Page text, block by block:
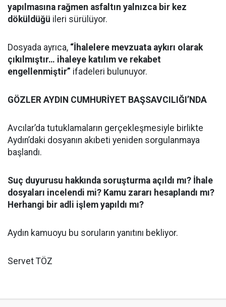
yapılmasına rağmen asfaltın yalnızca bir kez
döküldüğü ileri sürülüyor.
Dosyada ayrıca, “İhalelere mevzuata aykırı olarak
çıkılmıştır… ihaleye katılım ve rekabet
engellenmiştir” ifadeleri bulunuyor.
GÖZLER AYDIN CUMHURİYET BAŞSAVCILIĞI’NDA
Avcılar’da tutuklamaların gerçekleşmesiyle birlikte
Aydın’daki dosyanın akıbeti yeniden sorgulanmaya
başlandı.
Suç duyurusu hakkında soruşturma açıldı mı? İhale
dosyaları incelendi mi? Kamu zararı hesaplandı mı?
Herhangi bir adli işlem yapıldı mı?
Aydın kamuoyu bu soruların yanıtını bekliyor.
Servet TÖZ